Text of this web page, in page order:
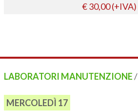
€ 30,00 (+IVA)
LABORATORI MANUTENZIONE/
MERCOLEDÌ 17